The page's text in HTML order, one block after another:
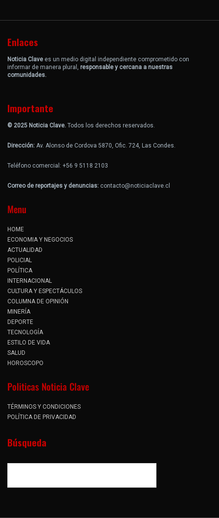
Enlaces
Noticia Clave es un medio digital independiente comprometido con
informar de manera plural, responsable y cercana a nuestras
comunidades.
Importante
© 2025 Noticia Clave. Todos los derechos reservados.
Dirección: Av. Alonso de Cordova 5870, Ofic. 724, Las Condes.
Teléfono comercial: +56 9 5118 2103
Correo de reportajes y denuncias: contacto@noticiaclave.cl
Menu
HOME
ECONOMIA Y NEGOCIOS
ACTUALIDAD
POLICIAL
POLÍTICA
INTERNACIONAL
CULTURA Y ESPECTÁCULOS
COLUMNA DE OPINIÓN
MINERÍA
DEPORTE
TECNOLOGÍA
ESTILO DE VIDA
SALUD
HOROSCOPO
Politicas Noticia Clave
TÉRMINOS Y CONDICIONES
POLÍTICA DE PRIVACIDAD
Búsqueda